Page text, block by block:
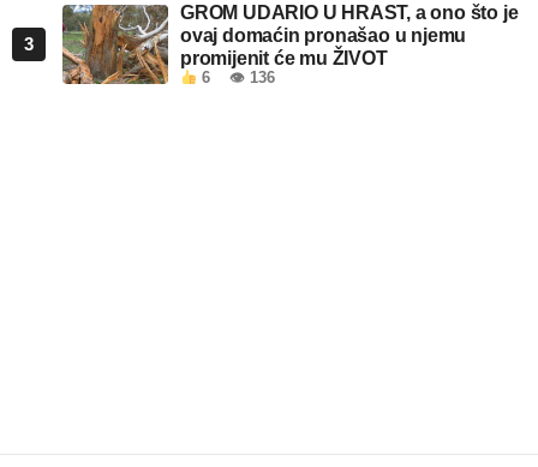
3
GROM UDARIO U HRAST, a ono što je
ovaj domaćin pronašao u njemu
promijenit će mu ŽIVOT
6 👁 136